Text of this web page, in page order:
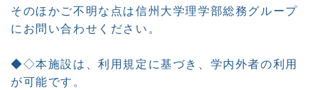
そのほかご不明な点は信州大学理学部総務グループ
にお問い合わせください。
◆◇本施設は、利用規定に基づき、学内外者の利用
が可能です。